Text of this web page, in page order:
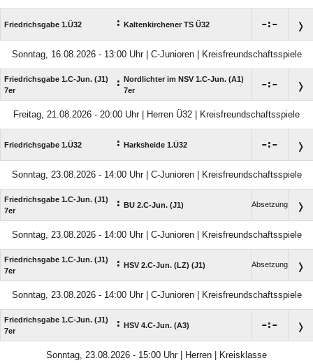
Friedrichsgabe 1.Ü32 : Kaltenkirchener TS Ü32 :
Sonntag, 16.08.2026 - 13:00 Uhr | C-Junioren | Kreisfreundschaftsspiele
Friedrichsgabe 1.C-Jun. (J1)
7er
: Nordlichter im NSV 1.C-Jun. (A1)
7er
:
Freitag, 21.08.2026 - 20:00 Uhr | Herren Ü32 | Kreisfreundschaftsspiele
Friedrichsgabe 1.Ü32 : Harksheide 1.Ü32 :
Sonntag, 23.08.2026 - 14:00 Uhr | C-Junioren | Kreisfreundschaftsspiele
Friedrichsgabe 1.C-Jun. (J1)
7er
: BU 2.C-Jun. (J1) Absetzung
Sonntag, 23.08.2026 - 14:00 Uhr | C-Junioren | Kreisfreundschaftsspiele
Friedrichsgabe 1.C-Jun. (J1)
7er
: HSV 2.C-Jun. (LZ) (J1) Absetzung
Sonntag, 23.08.2026 - 14:00 Uhr | C-Junioren | Kreisfreundschaftsspiele
Friedrichsgabe 1.C-Jun. (J1)
7er
: HSV 4.C-Jun. (A3) :
Sonntag, 23.08.2026 - 15:00 Uhr | Herren | Kreisklasse